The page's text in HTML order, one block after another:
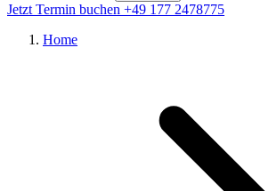
Jetzt Termin buchen +49 177 2478775
Home